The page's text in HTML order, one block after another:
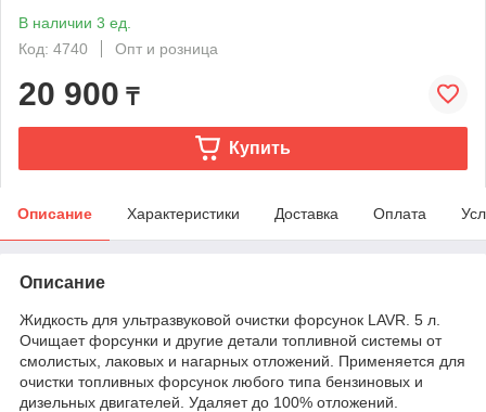
В наличии 3 ед.
Код: 4740
Опт и розница
20 900 ₸
Купить
Описание Характеристики Доставка Оплата
Описание
Жидкость для ультразвуковой очистки форсунок LAVR. 5 л.
Очищает форсунки и другие детали топливной системы от
смолистых, лаковых и нагарных отложений. Применяется для
очистки топливных форсунок любого типа бензиновых и
дизельных двигателей. Удаляет до 100% отложений.